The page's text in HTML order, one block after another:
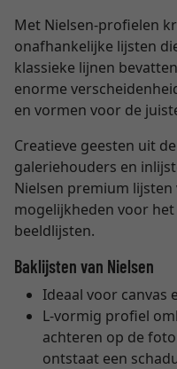
Met Nielsen-profielen
onafhankelijke lijsten
klassieke lijnen
enorme
en vormen voor de
Creatieve geesten uit
galeriehouders en
Nielsen premium lijsten
mogelijkheden voor
beeldlijsten.
Baklijsten van Nielsen
Ideaal voor canvas
L-vormig profiel
achteren op de
ontstaat een